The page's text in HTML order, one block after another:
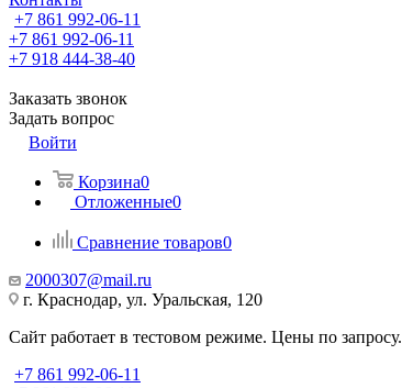
+7 861 992-06-11
+7 861 992-06-11
+7 918 444-38-40
Заказать звонок
Задать вопрос
Войти
Корзина0
Отложенные0
Сравнение товаров0
2000307@mail.ru
г. Краснодар, ул. Уральская, 120
Сайт работает в тестовом режиме. Цены по запросу.
+7 861 992-06-11